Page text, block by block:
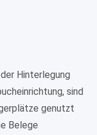
Hinterlegung
sind
genutzt
Belege